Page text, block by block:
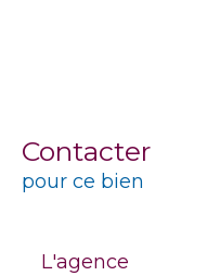
Contacter
pour ce bien
L'agence